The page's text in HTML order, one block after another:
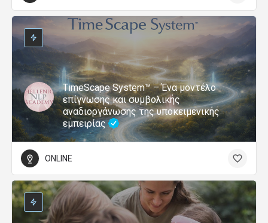
TimeScape System™ – Ένα μοντέλο
επίγνωσης και συμβολικής
αναδιοργάνωσης της υποκειμενικής
εμπειρίας
ONLINE